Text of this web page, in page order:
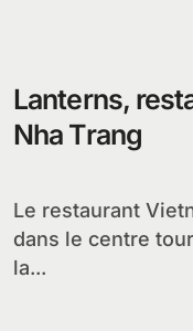
Lanterns,
Nha Trang
Le restaurant Vietnamien Lanterns est situé
dans le centre
la...